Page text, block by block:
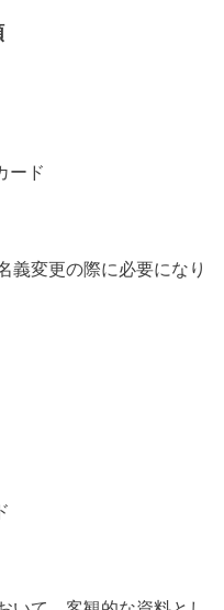
ード
義変更の際に必要になり